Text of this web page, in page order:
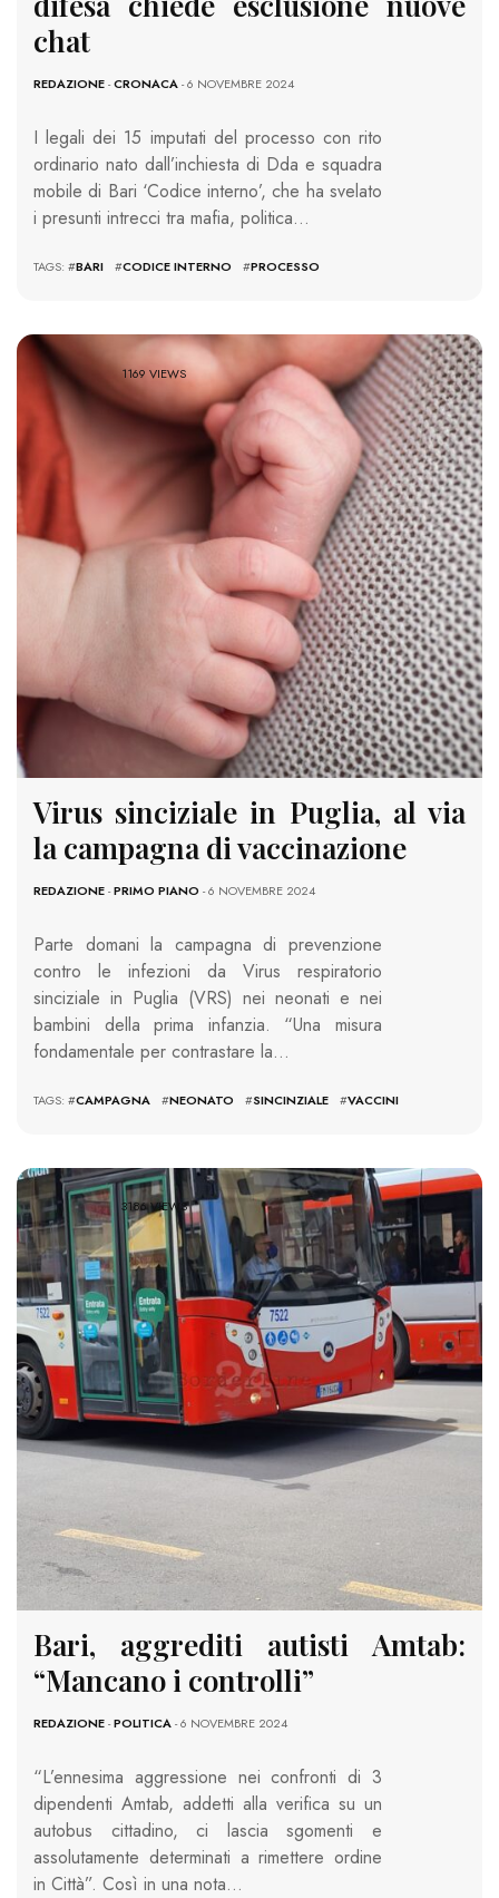
chat
REDAZIONE-CRONACA- 6 NOVEMBRE 2024
I legali dei 15 imputati del processo con rito
ordinario nato dall’inchiesta di Dda e squadra
mobile di Bari ‘Codice interno’, che ha svelato
i presunti intrecci tra mafia, politica…
TAGS: #BARI #CODICE INTERNO #PROCESSO
1169 VIEWS
Virus sinciziale in Puglia, al via
la campagna di vaccinazione
REDAZIONE-PRIMO PIANO - 6 NOVEMBRE 2024
Parte domani la campagna di prevenzione
contro le infezioni da Virus respiratorio
sinciziale in Puglia (VRS) nei neonati e nei
bambini della prima infanzia. “Una misura
fondamentale per contrastare la…
TAGS: #CAMPAGNA #NEONATO #SINCINZIALE #VACCINI
3186 VIEWS
Bari, aggrediti autisti Amtab:
“Mancano i controlli”
REDAZIONE-POLITICA- 6 NOVEMBRE 2024
“L’ennesima aggressione nei confronti di 3
dipendenti Amtab, addetti alla verifica su un
autobus cittadino, ci lascia sgomenti e
assolutamente determinati a rimettere ordine
in Città”. Così in una nota…